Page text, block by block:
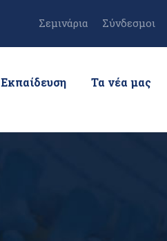
Σεμινάρια Σύνδεσμοι
Εκπαίδευση Τα νέα μας